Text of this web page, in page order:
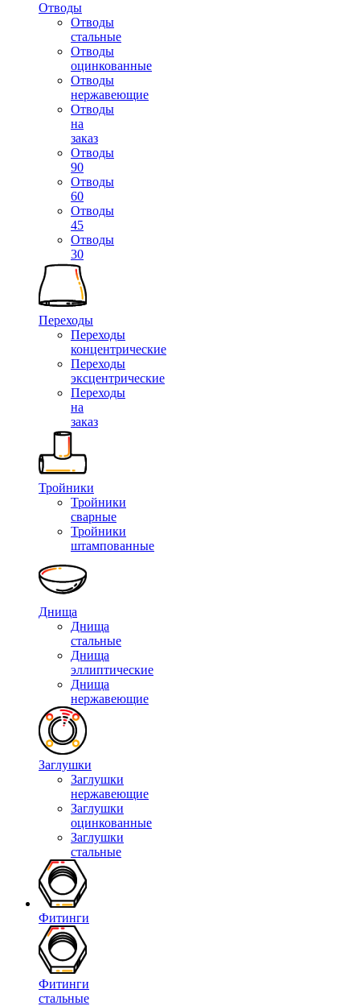
Отводы
Отводы
стальные
Отводы
оцинкованные
Отводы
нержавеющие
Отводы
на
заказ
Отводы
90
Отводы
60
Отводы
45
Отводы
30
Переходы
Переходы
концентрические
Переходы
эксцентрические
Переходы
на
заказ
Тройники
Тройники
сварные
Тройники
штампованные
Днища
Днища
стальные
Днища
эллиптические
Днища
нержавеющие
Заглушки
Заглушки
нержавеющие
Заглушки
оцинкованные
Заглушки
стальные
Фитинги
Фитинги
стальные